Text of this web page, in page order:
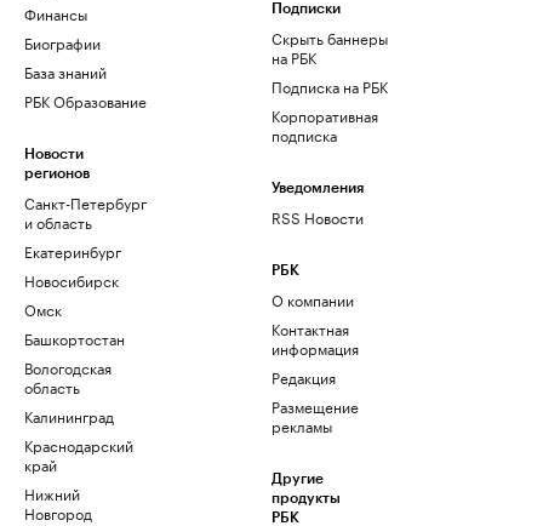
Финансы
Биографии
База знаний
РБК Образование
Новости
регионов
Санкт-Петербург
и область
Екатеринбург
Новосибирск
Омск
Башкортостан
Вологодская
область
Калининград
Краснодарский
край
Нижний
Новгород
Подписки
Скрыть баннеры
на РБК
Подписка на РБК
Корпоративная
подписка
Уведомления
RSS Новости
РБК
О компании
Контактная
информация
Редакция
Размещение
рекламы
Другие
продукты
РБК